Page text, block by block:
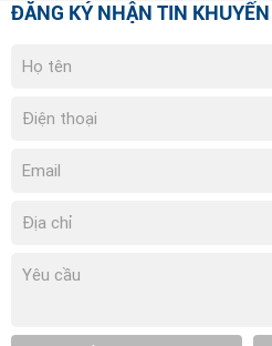
ĐĂNG KÝ NHẬN TIN